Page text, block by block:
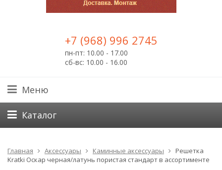
+7 (968) 996 2745
пн-пт: 10.00 - 17.00
сб-вс: 10.00 - 16.00
Меню
Каталог
Главная Аксессуары Каминные аксессуары
Решетка
Kratki Оскар черная/латунь пористая стандарт в ассортименте